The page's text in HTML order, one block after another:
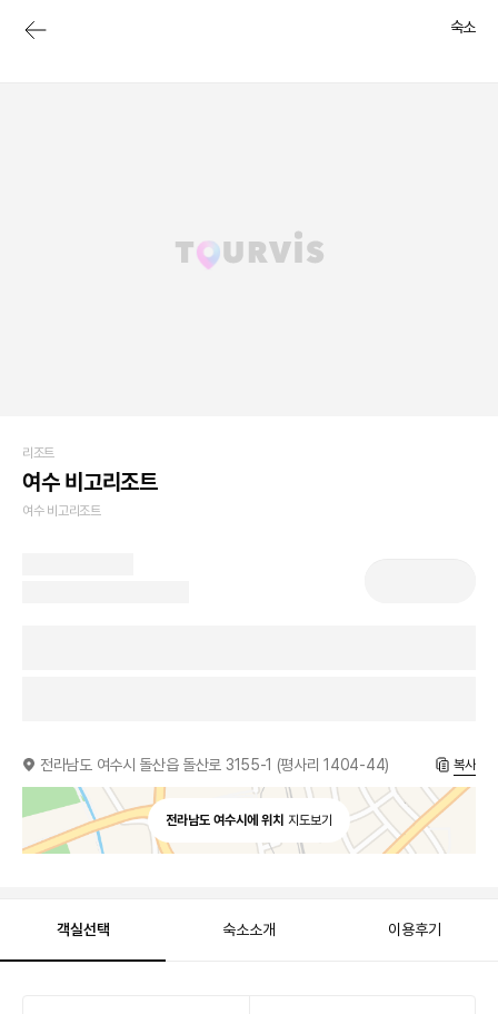
숙소
리조트
여수 비고리조트
여수 비고리조트
전라남도 여수시 돌산읍 돌산로 3155-1 (평사리 1404-44) 복사
전라남도 여수시에 위치 지도보기
객실선택 숙소소개 이용후기